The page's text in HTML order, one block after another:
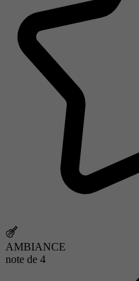
AMBIANCE
note de 4